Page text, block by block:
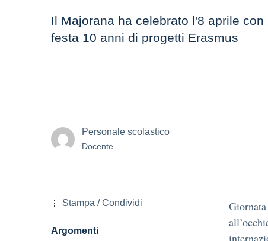
Il Majorana ha celebrato l'8 aprile con
festa 10 anni di progetti Erasmus
Personale scolastico
Docente
Stampa / Condividi
Argomenti